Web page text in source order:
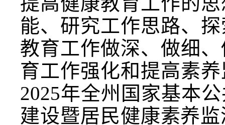
能、研究工作思路、
教育工作做深、做细
育工作强化和提高素
2025年全州国家基本
建设暨居民健康素养